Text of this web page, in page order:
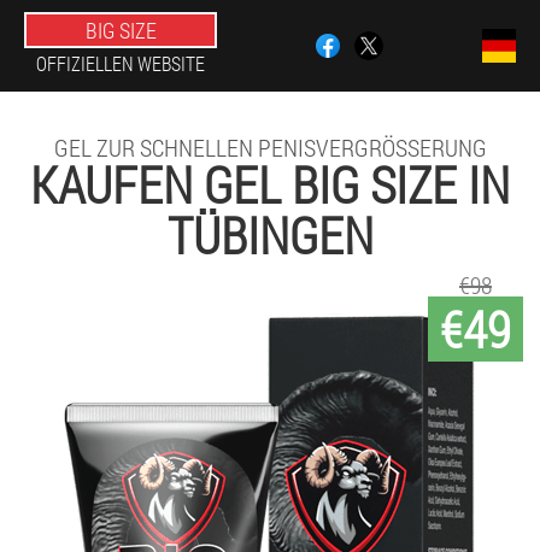
BIG SIZE
OFFIZIELLEN WEBSITE
GEL ZUR SCHNELLEN PENISVERGRÖSSERUNG
KAUFEN GEL BIG SIZE IN
TÜBINGEN
€49
€98